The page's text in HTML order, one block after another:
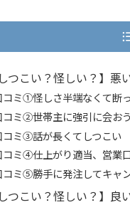
つこい？怪しい？】悪
コミ①怪しさ半端なくて断
コミ②世帯主に強引に会お
コミ③話が長くてしつこい
ミ④仕上がり適当、営業
ミ⑤勝手に発注してキャ
つこい？怪しい？】良